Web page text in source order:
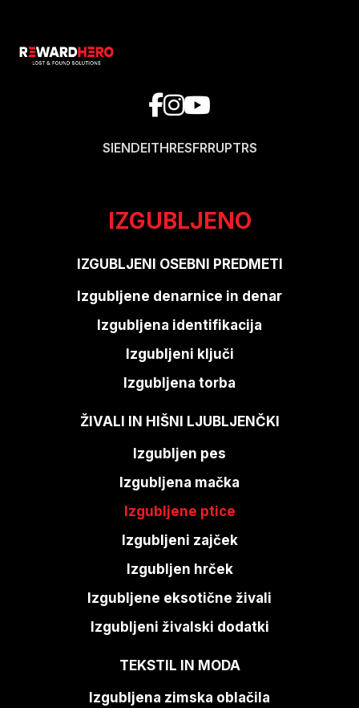
SIENDEITHRESFRRUPTRS
IZGUBLJENO
IZGUBLJENI OSEBNI PREDMETI
Izgubljene denarnice in denar
Izgubljena identifikacija
Izgubljeni ključi
Izgubljena torba
ŽIVALI IN HIŠNI LJUBLJENČKI
Izgubljen pes
Izgubljena mačka
Izgubljene ptice
Izgubljeni zajček
Izgubljen hrček
Izgubljene eksotične živali
Izgubljeni živalski dodatki
TEKSTIL IN MODA
Izgubljena zimska oblačila